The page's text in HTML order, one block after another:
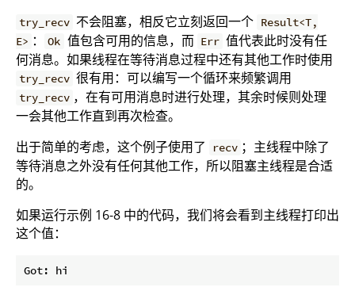
try_recv 不会阻塞，相反它立刻返回一个 Result<T,
E> ： Ok 值包含可用的信息，而 Err 值代表此时没有任
何消息。如果线程在等待消息过程中还有其他工作时使用
try_recv 很有用：可以编写一个循环来频繁调用
try_recv ，在有可用消息时进行处理，其余时候则处理
一会其他工作直到再次检查。
出于简单的考虑，这个例子使用了
recv ；主线程中除了
等待消息之外没有任何其他工作，所以阻塞主线程是合适
的。
如果运行示例 16-8 中的代码，我们将会看到主线程打印出
这个值：